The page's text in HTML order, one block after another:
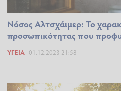
Νόσος Αλτσχάιμερ: Το
προσωπικότητας που
ΥΓΕΊΑ 01.12.2023 21:58